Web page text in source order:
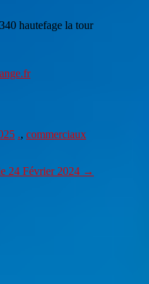
hautefage la tour
., commerciaux
24 Février 2024 →